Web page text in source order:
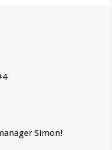
Simon!